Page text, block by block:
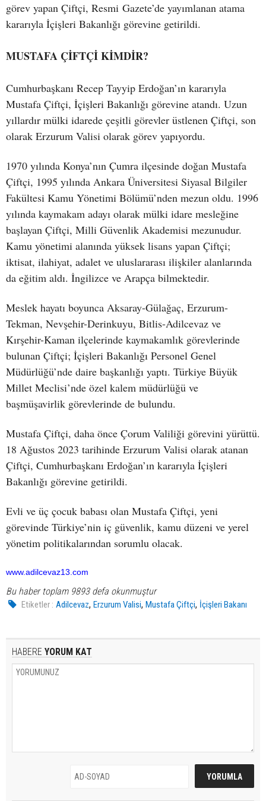
görev yapan Çiftçi, Resmi Gazete’de yayımlanan atama
kararıyla İçişleri Bakanlığı görevine getirildi.
MUSTAFA ÇİFTÇİ KİMDİR?
Cumhurbaşkanı Recep Tayyip Erdoğan’ın kararıyla
Mustafa Çiftçi, İçişleri Bakanlığı görevine atandı. Uzun
yıllardır mülki idarede çeşitli görevler üstlenen Çiftçi, son
olarak Erzurum Valisi olarak görev yapıyordu.
1970 yılında Konya’nın Çumra ilçesinde doğan Mustafa
Çiftçi, 1995 yılında Ankara Üniversitesi Siyasal Bilgiler
Fakültesi Kamu Yönetimi Bölümü’nden mezun oldu. 1996
yılında kaymakam adayı olarak mülki idare mesleğine
başlayan Çiftçi, Milli Güvenlik Akademisi mezunudur.
Kamu yönetimi alanında yüksek lisans yapan Çiftçi;
iktisat, ilahiyat, adalet ve uluslararası ilişkiler alanlarında
da eğitim aldı. İngilizce ve Arapça bilmektedir.
Meslek hayatı boyunca Aksaray-Gülağaç, Erzurum-
Tekman, Nevşehir-Derinkuyu, Bitlis-Adilcevaz ve
Kırşehir-Kaman ilçelerinde kaymakamlık görevlerinde
bulunan Çiftçi; İçişleri Bakanlığı Personel Genel
Müdürlüğü’nde daire başkanlığı yaptı. Türkiye Büyük
Millet Meclisi’nde özel kalem müdürlüğü ve
başmüşavirlik görevlerinde de bulundu.
Mustafa Çiftçi, daha önce Çorum Valiliği görevini yürüttü.
18 Ağustos 2023 tarihinde Erzurum Valisi olarak atanan
Çiftçi, Cumhurbaşkanı Erdoğan’ın kararıyla İçişleri
Bakanlığı görevine getirildi.
Evli ve üç çocuk babası olan Mustafa Çiftçi, yeni
görevinde Türkiye’nin iç güvenlik, kamu düzeni ve yerel
yönetim politikalarından sorumlu olacak.
www.adilcevaz13.com
Bu haber toplam 9893 defa okunmuştur
Etiketler : Adilcevaz,Erzurum Valisi,Mustafa Çiftçi, İçişleri Bakanı
HABERE YORUM KAT